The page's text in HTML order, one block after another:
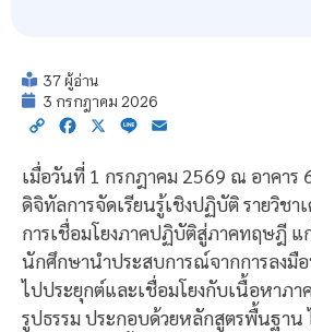
37 ผู้อ่าน
3 กรกฎาคม 2026
Copy Facebook
X Line
เมื่อวันที่ 1 กรกฎาคม 2569 ณ อาคาร
ดิจิทัลการจัดเรียนรู้เชิงปฏิบัติ รายวิชา
การเชื่อมโยงภาคปฏิบัติสู่ภาคทฤษฎี
นักศึกษานำประสบการณ์จากการลงมื
ไปประยุกต์และเชื่อมโยงกับเนื้อหาภ
รูปธรรม ประกอบด้วยหลักสูตรพื้นฐาน